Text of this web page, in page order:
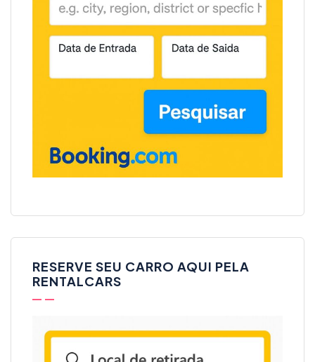
RESERVE SEU CARRO AQUI PELA
RENTALCARS